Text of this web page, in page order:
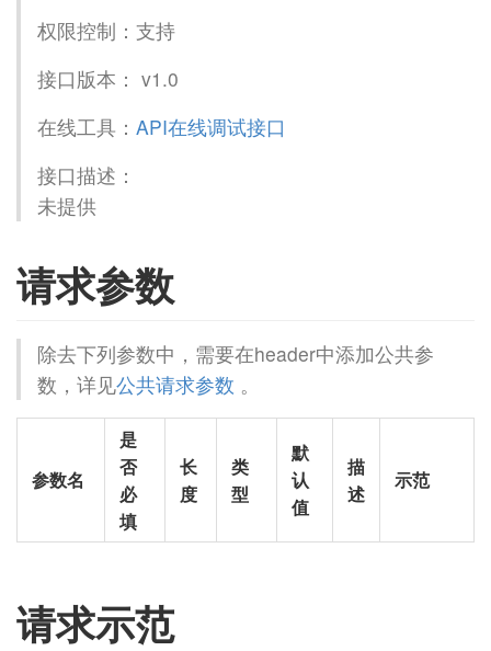
权限控制：支持
接口版本： v1.0
在线工具： API在线调试接口
接口描述：
未提供
请求参数
除去下列参数中，需要在header中添加公共参
数，详见公共请求参数 。
参数名
是
否
必
填
长
度
类
型
默
认
值
描
述
示范
请求示范